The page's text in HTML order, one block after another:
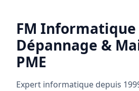
FM
Dépannage &
PME
Expert informatique depuis